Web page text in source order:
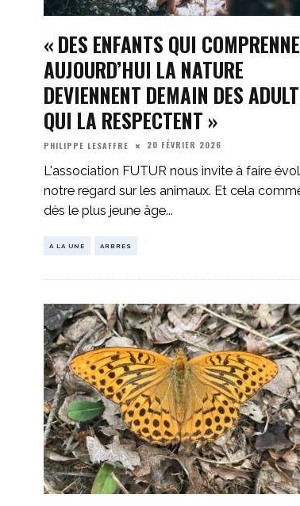
« DES ENFANTS QUI
AUJOURD’HUI LA NATURE
DEVIENNENT DEMAIN DES
QUI LA RESPECTENT »
PHILIPPE LESAFFRE 20 FÉVRIER 2026
L'association FUTUR nous invite à faire
notre regard sur les animaux. Et cela
dès le plus jeune âge...
A LA UNE ARBRES